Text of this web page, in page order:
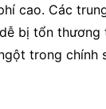
cao. Các
bị tổn thương
trong chính